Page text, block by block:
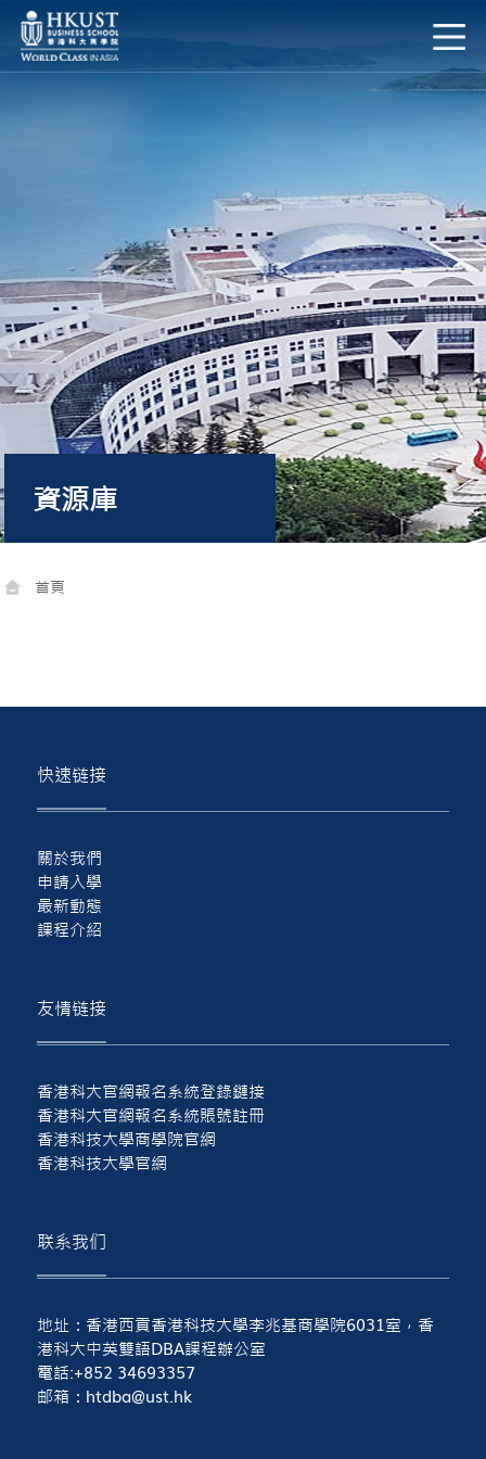
移至主內容
資源庫
首頁
快速链接
關於我們
申請入學
最新動態
課程介紹
友情链接
香港科大官網報名系統登錄鏈接
香港科大官網報名系統賬號註冊
香港科技大學商學院官網
香港科技大學官網
联系我们
地址：香港西貢香港科技大學李兆基商學院6031室，香
港科大中英雙語DBA課程辦公室
電話:+852 34693357
邮箱：htdba@ust.hk